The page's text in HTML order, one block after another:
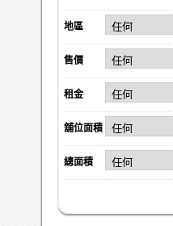
地區
售價
租金
舖位面積
總面積